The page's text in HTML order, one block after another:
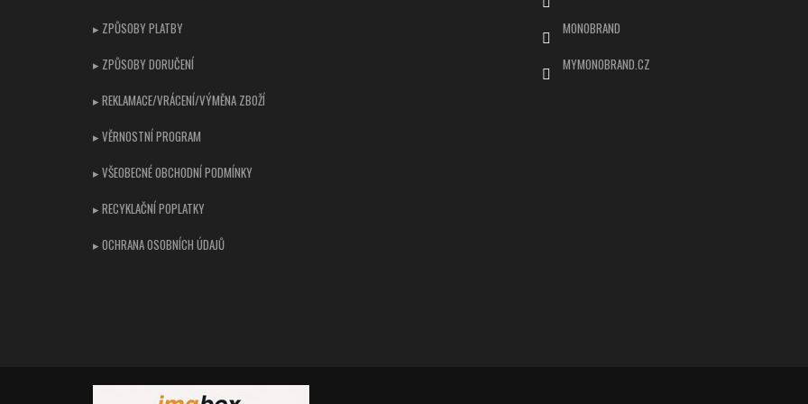
▸ ZPŮSOBY PLATBY
▸ ZPŮSOBY DORUČENÍ
▸ REKLAMACE/VRÁCENÍ/VÝMĚNA ZBOŽÍ
▸ VĚRNOSTNÍ PROGRAM
▸ VŠEOBECNÉ OBCHODNÍ PODMÍNKY
▸ RECYKLAČNÍ POPLATKY
▸ OCHRANA OSOBNÍCH ÚDAJŮ
MONOBRAND
MYMONOBRAND.CZ